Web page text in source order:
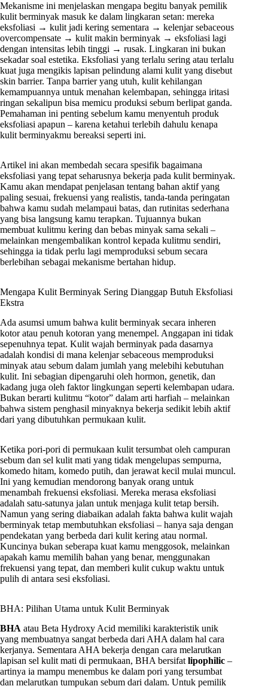
Mekanisme ini menjelaskan mengapa begitu banyak pemilik
kulit berminyak masuk ke dalam lingkaran setan: mereka
eksfoliasi → kulit jadi kering sementara → kelenjar sebaceous
overcompensate → kulit makin berminyak → eksfoliasi lagi
dengan intensitas lebih tinggi → rusak. Lingkaran ini bukan
sekadar soal estetika. Eksfoliasi yang terlalu sering atau terlalu
kuat juga mengikis lapisan pelindung alami kulit yang disebut
skin barrier. Tanpa barrier yang utuh, kulit kehilangan
kemampuannya untuk menahan kelembapan, sehingga iritasi
ringan sekalipun bisa memicu produksi sebum berlipat ganda.
Pemahaman ini penting sebelum kamu menyentuh produk
eksfoliasi apapun – karena ketahui terlebih dahulu kenapa
kulit berminyakmu bereaksi seperti ini.
Artikel ini akan membedah secara spesifik bagaimana
eksfoliasi yang tepat seharusnya bekerja pada kulit berminyak.
Kamu akan mendapat penjelasan tentang bahan aktif yang
paling sesuai, frekuensi yang realistis, tanda-tanda peringatan
bahwa kamu sudah melampaui batas, dan rutinitas sederhana
yang bisa langsung kamu terapkan. Tujuannya bukan
membuat kulitmu kering dan bebas minyak sama sekali –
melainkan mengembalikan kontrol kepada kulitmu sendiri,
sehingga ia tidak perlu lagi memproduksi sebum secara
berlebihan sebagai mekanisme bertahan hidup.
Mengapa Kulit Berminyak Sering Dianggap Butuh Eksfoliasi
Ekstra
Ada asumsi umum bahwa kulit berminyak secara inheren
kotor atau penuh kotoran yang menempel. Anggapan ini tidak
sepenuhnya tepat. Kulit wajah berminyak pada dasarnya
adalah kondisi di mana kelenjar sebaceous memproduksi
minyak atau sebum dalam jumlah yang melebihi kebutuhan
kulit. Ini sebagian dipengaruhi oleh hormon, genetik, dan
kadang juga oleh faktor lingkungan seperti kelembapan udara.
Bukan berarti kulitmu “kotor” dalam arti harfiah – melainkan
bahwa sistem penghasil minyaknya bekerja sedikit lebih aktif
dari yang dibutuhkan permukaan kulit.
Ketika pori-pori di permukaan kulit tersumbat oleh campuran
sebum dan sel kulit mati yang tidak mengelupas sempurna,
komedo hitam, komedo putih, dan jerawat kecil mulai muncul.
Ini yang kemudian mendorong banyak orang untuk
menambah frekuensi eksfoliasi. Mereka merasa eksfoliasi
adalah satu-satunya jalan untuk menjaga kulit tetap bersih.
Namun yang sering diabaikan adalah fakta bahwa kulit wajah
berminyak tetap membutuhkan eksfoliasi – hanya saja dengan
pendekatan yang berbeda dari kulit kering atau normal.
Kuncinya bukan seberapa kuat kamu menggosok, melainkan
apakah kamu memilih bahan yang benar, menggunakan
frekuensi yang tepat, dan memberi kulit cukup waktu untuk
pulih di antara sesi eksfoliasi.
BHA: Pilihan Utama untuk Kulit Berminyak
BHA atau Beta Hydroxy Acid memiliki karakteristik unik
yang membuatnya sangat berbeda dari AHA dalam hal cara
kerjanya. Sementara AHA bekerja dengan cara melarutkan
lapisan sel kulit mati di permukaan, BHA bersifat lipophilic –
artinya ia mampu menembus ke dalam pori yang tersumbat
dan melarutkan tumpukan sebum dari dalam. Untuk pemilik